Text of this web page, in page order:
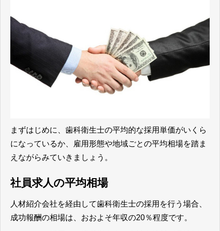
まずはじめに、歯科衛生士の平均的な採用単価がいくら
になっているか、雇用形態や地域ごとの平均相場を踏ま
えながらみていきましょう。
社員求人の平均相場
人材紹介会社を経由して歯科衛生士の採用を行う場合、
成功報酬の相場は、おおよそ年収の20％程度です。